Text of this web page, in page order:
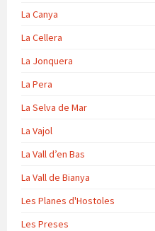
La Canya
La Cellera
La Jonquera
La Pera
La Selva de Mar
La Vajol
La Vall d’en Bas
La Vall de Bianya
Les Planes d'Hostoles
Les Preses